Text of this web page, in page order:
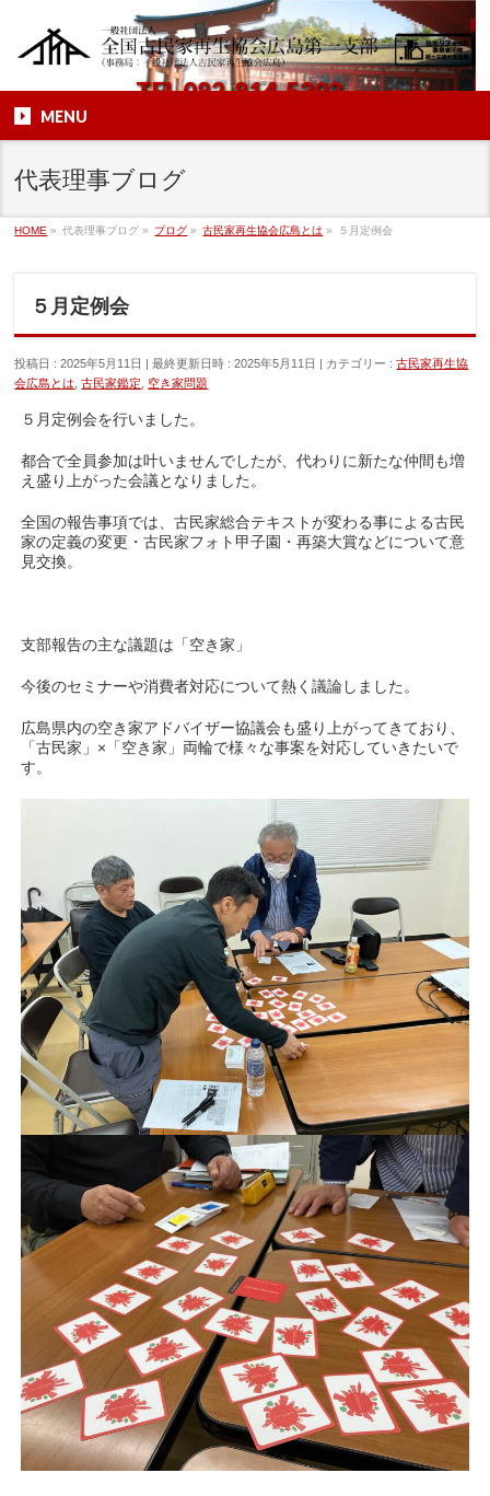
TEL082-814-5302
MENU
代表理事ブログ
HOME » 代表理事ブログ » ブログ » 古民家再生協会広島とは » ５月定例会
５月定例会
投稿日 : 2025年5月11日 最終更新日時 : 2025年5月11日 カテゴリー :古民家再生協
会広島とは ,古民家鑑定 空き家問題
５月定例会を行いました。
都合で全員参加は叶いませんでしたが、代わりに新たな仲間も増
え盛り上がった会議となりました。
全国の報告事項では、古民家総合テキストが変わる事による古民
家の定義の変更・古民家フォト甲子園・再築大賞などについて意
見交換。
支部報告の主な議題は「空き家」
今後のセミナーや消費者対応について熱く議論しました。
広島県内の空き家アドバイザー協議会も盛り上がってきており、
「古民家」×「空き家」両輪で様々な事案を対応していきたいで
す。